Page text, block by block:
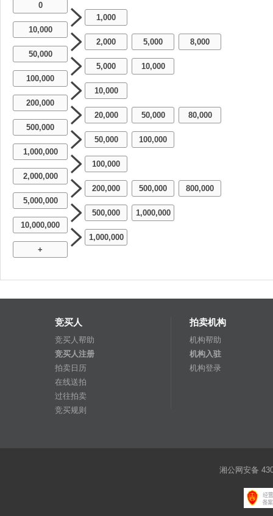
0
1,000
10,000
2,000
5,000
8,000
50,000
5,000
10,000
100,000
10,000
200,000
20,000
50,000
80,000
500,000
50,000
100,000
1,000,000
100,000
2,000,000
200,000
500,000
800,000
5,000,000
500,000
1,000,000
10,000,000
1,000,000
+
竞买人
竞买人帮助
竞买人注册
拍卖日历
在线送拍
过往拍卖
竞买规则
拍卖机构
机构帮助
机构入驻
机构登录
湘公网安备